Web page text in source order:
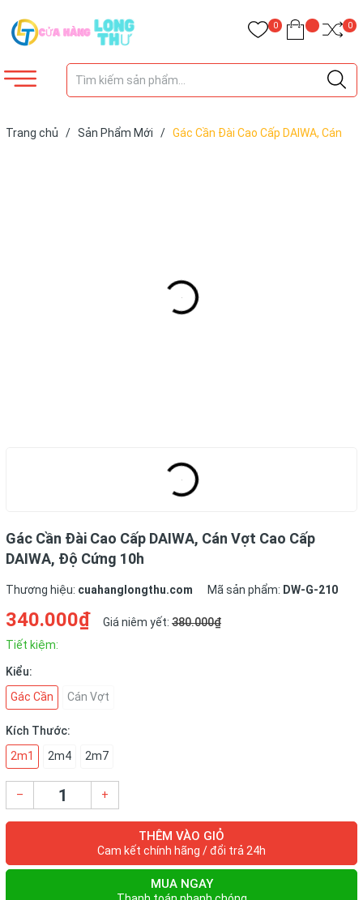
0 0
Trang chủ / Sản Phẩm Mới / Gác Cần Đài Cao Cấp DAIWA, Cán
Gác Cần Đài Cao Cấp DAIWA, Cán Vợt Cao Cấp
DAIWA, Độ Cứng 10h
Thương hiệu: cuahanglongthu.com Mã sản phẩm: DW-G-210
340.000₫ Giá niêm yết: 380.000₫
Tiết kiệm:
Kiểu:
Gác Cần
Cán Vợt
Kích Thước:
2m1
2m4 2m7
– +
THÊM VÀO GIỎ
Cam kết chính hãng / đổi trả 24h
MUA NGAY